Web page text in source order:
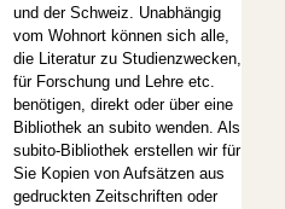
und der Schweiz. Unabhängig
vom Wohnort können sich alle,
die Literatur zu Studienzwecken,
für Forschung und Lehre etc.
benötigen, direkt oder über eine
Bibliothek an subito wenden. Als
subito-Bibliothek erstellen wir für
Sie Kopien von Aufsätzen aus
gedruckten Zeitschriften oder